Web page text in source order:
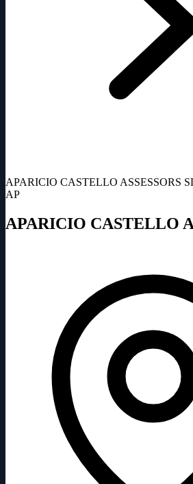
APARICIO CASTELLO ASSESSORS
AP
APARICIO CASTELLO